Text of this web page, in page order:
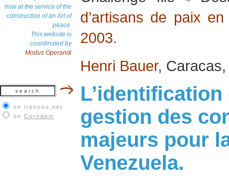
how at the service of the
construction of an Art of
peace.
This website is
coordinated by
Modus Operandi
on irenees.net
on Coredem
d’artisans de paix
2003.
Henri Bauer,
gestion des
majeurs pour
Venezuela.